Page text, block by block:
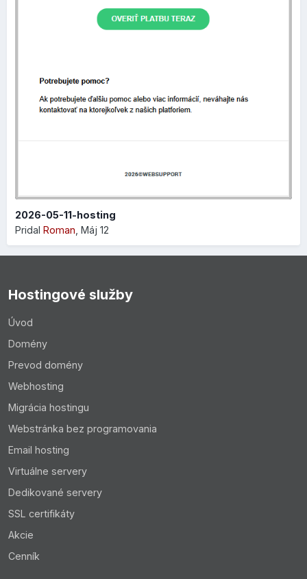
2026-05-11-hosting
Pridal Roman Máj 12
Hostingové služby
Úvod
Domény
Prevod domény
Webhosting
Migrácia hostingu
Webstránka bez programovania
Email hosting
Virtuálne servery
Dedikované servery
SSL certifikáty
Akcie
Cenník